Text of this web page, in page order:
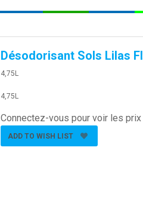
Désodorisant Sols Lilas
4,75L
4,75L
Connectez-vous pour voir les prix
ADD TO WISH LIST